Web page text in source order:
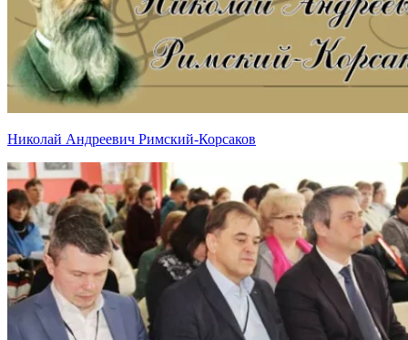
Николай Андреевич Римский-Корсаков